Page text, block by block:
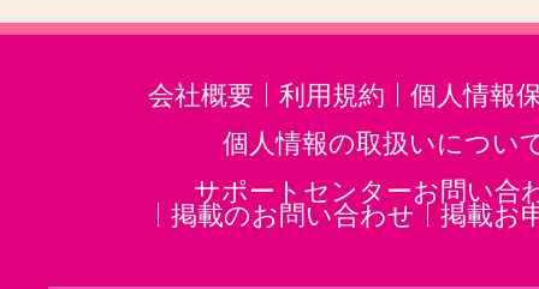
会社概要 利用規約
個人情報
個人情報の取扱いについ
サポートセンターお問い合
掲載のお問い合わせ
掲載お